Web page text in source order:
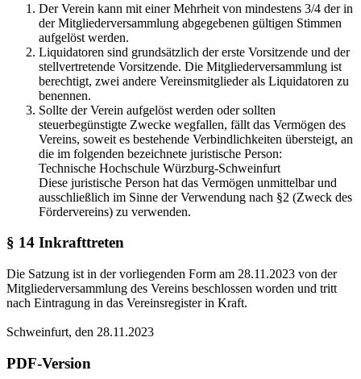
Der Verein kann mit einer Mehrheit von mindestens 3/4 der in
der Mitgliederversammlung abgegebenen gültigen Stimmen
aufgelöst werden.
Liquidatoren sind grundsätzlich der erste Vorsitzende und der
stellvertretende Vorsitzende. Die Mitgliederversammlung ist
berechtigt, zwei andere Vereinsmitglieder als Liquidatoren zu
benennen.
Sollte der Verein aufgelöst werden oder sollten
steuerbegünstigte Zwecke wegfallen, fällt das Vermögen des
Vereins, soweit es bestehende Verbindlichkeiten übersteigt, an
die im folgenden bezeichnete juristische Person:
Technische Hochschule Würzburg-Schweinfurt
Diese juristische Person hat das Vermögen unmittelbar und
ausschließlich im Sinne der Verwendung nach §2 (Zweck des
Fördervereins) zu verwenden.
§ 14 Inkrafttreten
Die Satzung ist in der vorliegenden Form am 28.11.2023 von der
Mitgliederversammlung des Vereins beschlossen worden und tritt
nach Eintragung in das Vereinsregister in Kraft.
Schweinfurt, den 28.11.2023
PDF-Version